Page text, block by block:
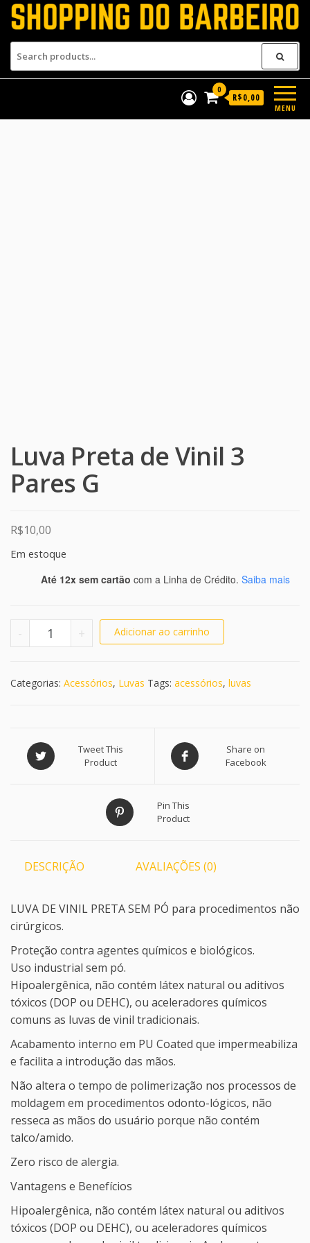
Shopping do BarbeiroProdutos para barbeiros e
MENU
0
R$0,00
Luva Preta de Vinil 3
Pares G
R$10,00
Em estoque
Até 12x sem cartão com a Linha de Crédito. Saiba mais
- Luva Preta de Vinil 3 Pares G quantidade
+ Adicionar ao carrinho
Categorias: Acessórios, Luvas Tags: acessórios, luvas
Tweet This
Product
Share on
Facebook
Pin This
Product
DESCRIÇÃO AVALIAÇÕES (0)
LUVA DE VINIL PRETA SEM PÓ para procedimentos não
cirúrgicos.
Proteção contra agentes químicos e biológicos.
Uso industrial sem pó.
Hipoalergênica, não contém látex natural ou aditivos
tóxicos (DOP ou DEHC), ou aceleradores químicos
comuns as luvas de vinil tradicionais.
Acabamento interno em PU Coated que impermeabiliza
e facilita a introdução das mãos.
Não altera o tempo de polimerização nos processos de
moldagem em procedimentos odonto-lógicos, não
resseca as mãos do usuário porque não contém
talco/amido.
Zero risco de alergia.
Vantagens e Benefícios
Hipoalergênica, não contém látex natural ou aditivos
tóxicos (DOP ou DEHC), ou aceleradores químicos